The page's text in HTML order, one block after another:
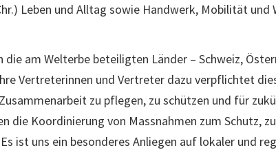
Leben und Alltag sowie Handwerk, Mobilität
am Welterbe beteiligten Länder – Schweiz,
Vertreterinnen und Vertreter dazu verpflichtet
zu pflegen, zu schützen und für
die Koordinierung von Massnahmen zum Schutz,
ist uns ein besonderes Anliegen auf lokaler und